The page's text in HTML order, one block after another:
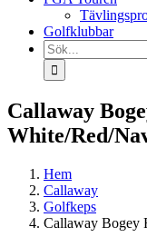
Golfklubbar
Sök
efter:
Callaway
White/Red/
Hem
Callaway
Golfkeps
Callaway Bogey